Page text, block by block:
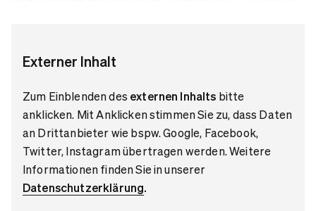
Externer Inhalt
Zum Einblenden des externen Inhalts bitte
anklicken. Mit Anklicken stimmen Sie zu, dass Daten
an Drittanbieter wie bspw. Google, Facebook,
Twitter, Instagram übertragen werden. Weitere
Informationen finden Sie in unserer
Datenschutzerklärung.